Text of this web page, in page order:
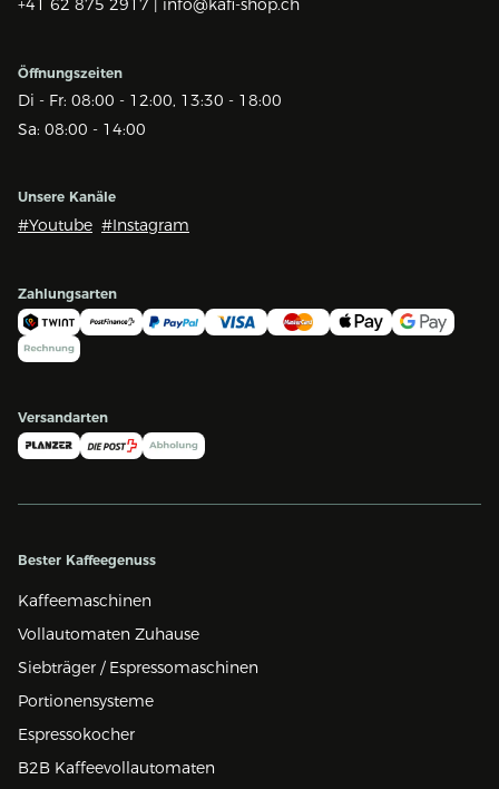
+41 62 875 2917 | info@kafi-shop.ch
Öffnungszeiten
Di - Fr: 08:00 - 12:00, 13:30 - 18:00
Sa: 08:00 - 14:00
Unsere Kanäle
#Youtube #Instagram
Zahlungsarten
Versandarten
Bester Kaffeegenuss
Kaffeemaschinen
Vollautomaten Zuhause
Siebträger / Espressomaschinen
Portionensysteme
Espressokocher
B2B Kaffeevollautomaten